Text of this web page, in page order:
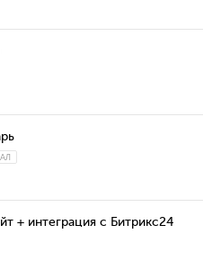
+ интеграция с Битрикс24